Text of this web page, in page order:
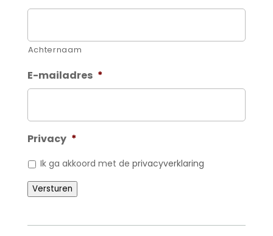
Achternaam
E-mailadres *
Privacy *
Ik ga akkoord met de privacyverklaring
Versturen